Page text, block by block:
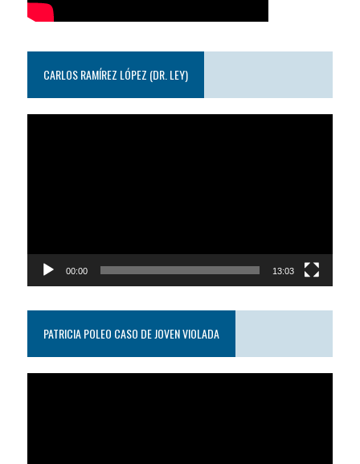
CARLOS RAMÍREZ LÓPEZ (DR. LEY)
00:00 13:03
PATRICIA POLEO CASO DE JOVEN VIOLADA